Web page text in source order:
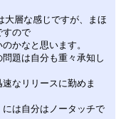
大層な感じですが、まほ
すので
かなと思います。
題は自分も重々承知し
なリリースに勤めま
は自分はノータッチで